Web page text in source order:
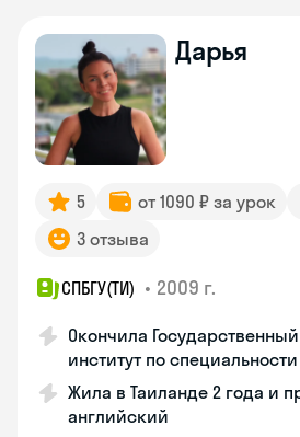
Дарья
5 от 1090 ₽ за урок
3 отзыва
СПБГУ(ТИ) • 2009 г.
Окончила
институт по
Жила в Таиланде 2 года и
английский